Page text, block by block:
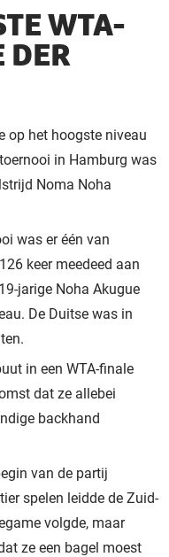
WTA-
DER
op het hoogste niveau
in Hamburg was
Noma Noha
was er één van
keer meedeed aan
jarige Noha Akugue
De Duitse was in
in een WTA-finale
dat ze allebei
backhand
van de partij
spelen leidde de Zuid-
volgde, maar
ze een bagel moest